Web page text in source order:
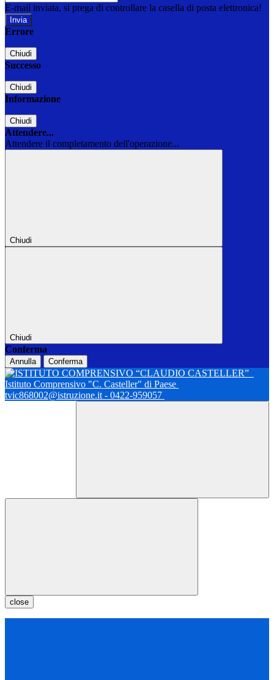
E-mail inviata, si prega di controllare la casella di posta elettronica!
Errore
Chiudi
Successo
Chiudi
Informazione
Chiudi
Attendere...
Attendere il completamento dell'operazione...
Chiudi
Chiudi
Conferma
Annulla Conferma
Istituto Comprensivo "C. Casteller" di Paese
tvic868002@istruzione.it - 0422-959057
close